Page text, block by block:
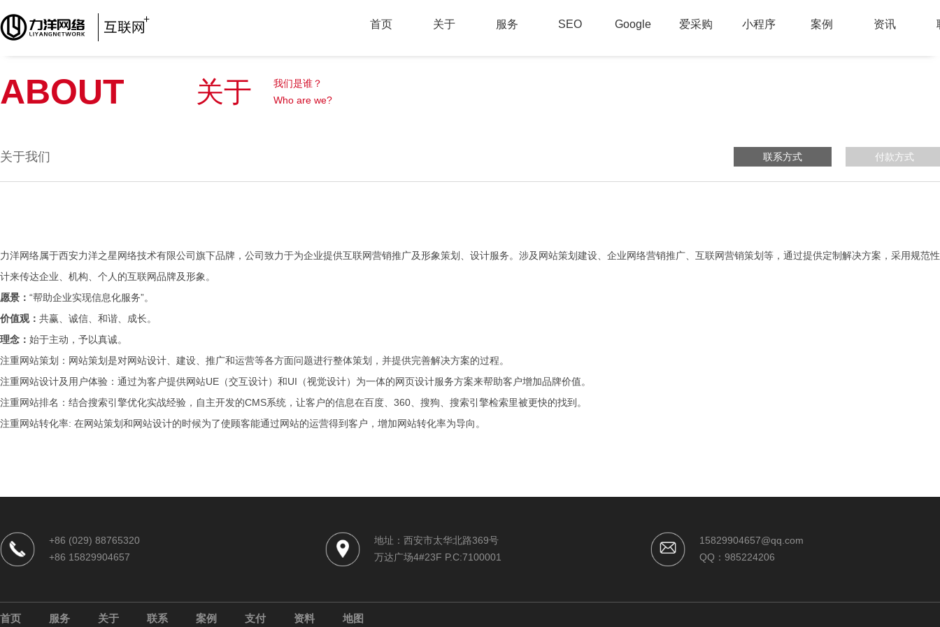
首页 关于 服务 SEO Google 爱采购 小程序 案例 资讯
ABOUT 关于
我们是谁？
Who are we?
关于我们 联系方式 付款方式
力洋网络属于西安力洋之星网络技术有限公司旗下品牌，公司致力于为企业提供互联网营销推广及形象策划、设计服务。涉及网站策划建设、企业网络营销推广、互联网营销策划等，通过提供定制解决方案，采用规范
计来传达企业、机构、个人的互联网品牌及形象。
愿景： “帮助企业实现信息化服务”。
价值观： 共赢、诚信、和谐、成长。
理念： 始于主动，予以真诚。
注重网站策划：网站策划是对网站设计、建设、推广和运营等各方面问题进行整体策划，并提供完善解决方案的过程。
注重网站设计及用户体验：通过为客户提供网站UE（交互设计）和UI（视觉设计）为一体的网页设计服务方案来帮助客户增加品牌价值。
注重网站排名：结合搜索引擎优化实战经验，自主开发的CMS系统，让客户的信息在百度、360、搜狗、搜索引擎检索里被更快的找到。
注重网站转化率: 在网站策划和网站设计的时候为了使顾客能通过网站的运营得到客户，增加网站转化率为导向。
+86 (029) 88765320
+86 15829904657
地址：西安市太华北路369号
万达广场4#23F P.C:7100001
15829904657@qq.com
QQ：985224206
首页 服务 关于 联系 案例 支付 资料 地图